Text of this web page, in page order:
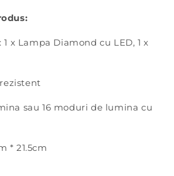
x Lampa Diamond cu LED, 1 x
sau 16 moduri de lumina cu
* 21.5cm